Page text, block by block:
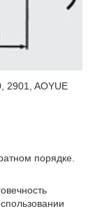
2901, AOYUE
порядке.